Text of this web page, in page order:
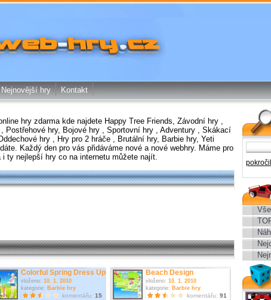
- online hry zdarma
Nejnovější hry Kontakt
hry zdarma kde najdete Happy Tree Friends Závodní hry
Postřehové hry, Bojové hry Sportovní hry Adventury
Skákací
hry Hry pro 2 hráče Brutální hry, Barbie hry, Yeti
Každý den pro vás přidáváme nové a nové webhry. Máme pro
i ty nejlepší hry co na internetu můžete najít.
Colorful Spring Dress Up
vloženo: 10. 1. 2010
kategorie: Barbie hry
komentářu: 15
Beach Design
vloženo: 10. 1. 2010
kategorie: Barbie hry
komentářu: 91
menu
nahodné